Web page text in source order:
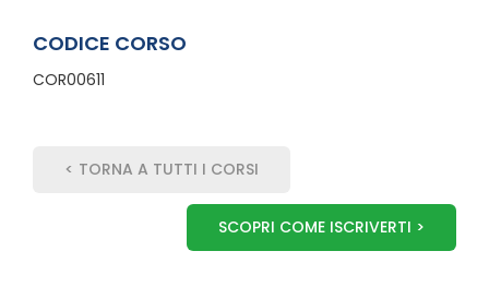
CODICE CORSO
COR00611
< TORNA A TUTTI I CORSI
SCOPRI COME ISCRIVERTI >